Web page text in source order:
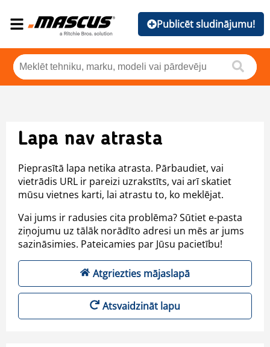
Publicēt sludinājumu!
Lapa nav atrasta
Pieprasītā lapa netika atrasta. Pārbaudiet, vai
vietrādis URL ir pareizi uzrakstīts, vai arī skatiet
mūsu vietnes karti, lai atrastu to, ko meklējat.
Vai jums ir radusies cita problēma? Sūtiet e-pasta
ziņojumu uz tālāk norādīto adresi un mēs ar jums
sazināsimies. Pateicamies par Jūsu pacietību!
Atgriezties mājaslapā
Atsvaidzināt lapu